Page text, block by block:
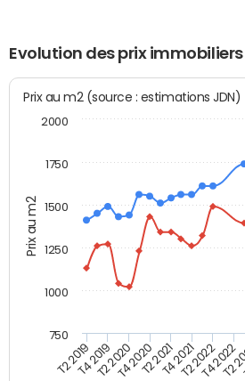
Evolution des prix
Prix au m2
Prix au m2 (source : estimations JDN)
T2 2019T4 2019T2 2020T4 2020T2 2021T4 2021T2 2022T4 2022
T2
1000
750
1250
1500
1750
2000